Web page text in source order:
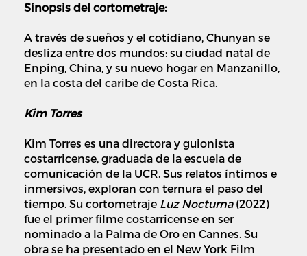
Sinopsis del cortometraje:
A través de sueños y el cotidiano, Chunyan se
desliza entre dos mundos: su ciudad natal de
Enping, China, y su nuevo hogar en Manzanillo,
en la costa del caribe de Costa Rica.
Kim Torres
Kim Torres es una directora y guionista
costarricense, graduada de la escuela de
comunicación de la UCR. Sus relatos íntimos e
inmersivos, exploran con ternura el paso del
tiempo. Su cortometraje Luz Nocturna(2022)
fue el primer filme costarricense en ser
nominado a la Palma de Oro en Cannes. Su
obra se ha presentado en el New York Film